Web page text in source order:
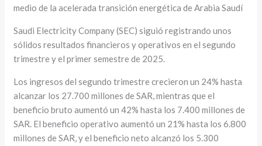
medio de la acelerada transición energética de Arabia Saudí
Saudi Electricity Company (SEC) siguió registrando unos
sólidos resultados financieros y operativos en el segundo
trimestre y el primer semestre de 2025.
Los ingresos del segundo trimestre crecieron un 24% hasta
alcanzar los 27.700 millones de SAR, mientras que el
beneficio bruto aumentó un 42% hasta los 7.400 millones de
SAR. El beneficio operativo aumentó un 21% hasta los 6.800
millones de SAR, y el beneficio neto alcanzó los 5.300